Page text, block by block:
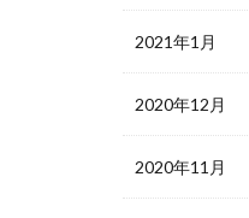
2021年1月
2020年12月
2020年11月